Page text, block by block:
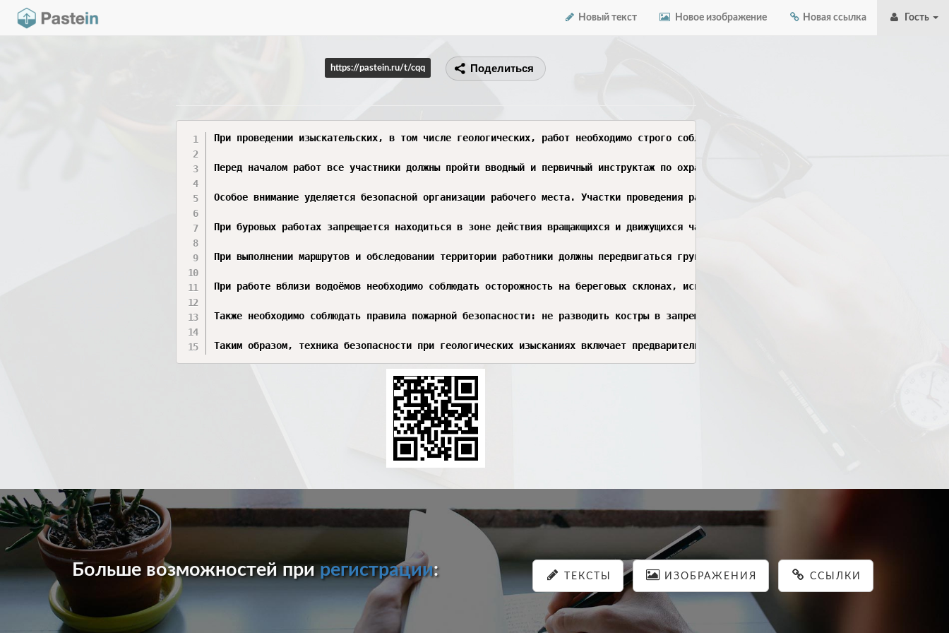
Новый текст Новое изображение Новая ссылка Гость
https://pastein.ru/t/cqq Поделиться
При проведении изыскательских, в том числе геологических, работ необходимо строго соблюдать требования охраны труда и техники
Перед началом работ все участники должны пройти вводный и первичный инструктаж по охране труда, ознакомиться с условиями
Особое внимание уделяется безопасной организации рабочего места. Участки проведения работ должны быть осмотрены на наличие
При буровых работах запрещается находиться в зоне действия вращающихся и движущихся частей механизмов. Перед запуском
При выполнении маршрутов и обследовании территории работники должны передвигаться группой не менее двух человек, иметь
При работе вблизи водоёмов необходимо соблюдать осторожность на береговых склонах, использовать спасательные средства, не
Также необходимо соблюдать правила пожарной безопасности: не разводить костры в запрещённых местах, осторожно обращаться с
Таким образом, техника безопасности при геологических изысканиях включает предварительный инструктаж, правильную организацию
Больше возможностей прирегистрации: ТЕКСТЫ ИЗОБРАЖЕНИЯ ССЫЛКИ